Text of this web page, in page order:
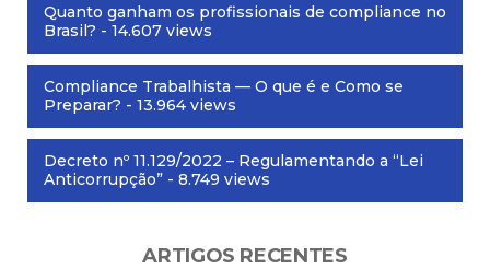
Quanto ganham os profissionais de compliance no
Brasil? - 14.607 views
Compliance Trabalhista — O que é e Como se
Preparar? - 13.964 views
Decreto nº 11.129/2022 – Regulamentando a “Lei
Anticorrupção” - 8.749 views
ARTIGOS RECENTES